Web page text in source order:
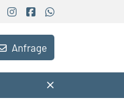
Anfrage